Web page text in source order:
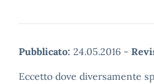
Pubblicato: 24.05.2016 -
Eccetto dove diversamente